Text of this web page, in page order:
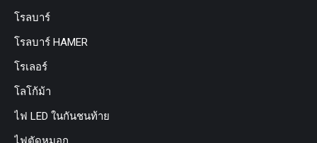
โรลบาร์
โรลบาร์ HAMER
โรเลอร์
โลโก้ม้า
ไฟ LED ในกันชนท้าย